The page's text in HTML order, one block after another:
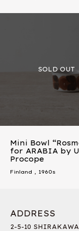
Mini Bowl
for ARABIA by
Procope
Finland , 1960s
ADDRESS
2-5-10